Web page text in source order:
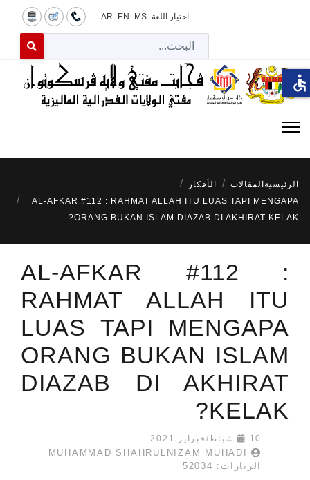
اختيار اللغة: MS
EN
AR
for results.
الرئيسية المقالات
الأفكار
AL-AFKAR #112 : RAHMAT ALLAH ITU LUAS TAPI MENGAPA
ORANG BUKAN ISLAM DIAZAB DI AKHIRAT KELAK?
AL-AFKAR #112 :
RAHMAT ALLAH ITU
LUAS TAPI MENGAPA
ORANG BUKAN ISLAM
DIAZAB DI AKHIRAT
KELAK?
10 شباط/فبراير 2021
MUHAMMAD SHAHRULNIZAM MUHADI
الزيارات: 52034
accessible